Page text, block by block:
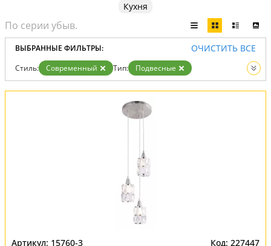
Кухня
ВЫБРАННЫЕ ФИЛЬТРЫ: ОЧИСТИТЬ ВСЕ
Стиль: Современный Тип:
Подвесные
Вид:
Светильники
15760-3 227447